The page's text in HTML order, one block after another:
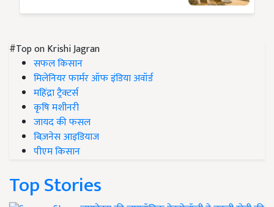
#Top on Krishi Jagran
सफल किसान
मिलेनियर फार्मर ऑफ इंडिया अवॉर्ड
महिंद्रा ट्रैक्टर्स
कृषि मशीनरी
जायद की फसल
बिज़नेस आइडियाज
पीएम किसान
Top Stories